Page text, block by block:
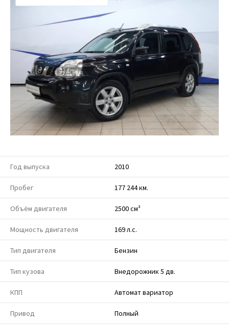
Год выпуска 2010
Пробег 177 244 км.
Объём двигателя 2500 см³
Мощность двигателя 169 л.с.
Тип двигателя Бензин
Тип кузова Внедорожник 5 дв.
КПП Автомат вариатор
Привод Полный